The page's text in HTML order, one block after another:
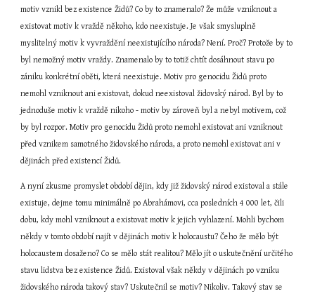
motiv vznikl bez existence Židů? Co by to znamenalo? Že může vzniknout a
existovat motiv k vraždě někoho, kdo neexistuje. Je však smysluplně
myslitelný motiv k vyvraždění neexistujícího národa? Není. Proč? Protože by to
byl nemožný motiv vraždy. Znamenalo by to totiž chtít dosáhnout stavu po
zániku konkrétní oběti, která neexistuje. Motiv pro genocidu Židů proto
nemohl vzniknout ani existovat, dokud neexistoval židovský národ. Byl by to
jednoduše motiv k vraždě nikoho - motiv by zároveň byl a nebyl motivem, což
by byl rozpor. Motiv pro genocidu Židů proto nemohl existovat ani vzniknout
před vznikem samotného židovského národa, a proto nemohl existovat ani v
dějinách před existencí Židů.
A nyní zkusme promyslet období dějin, kdy již židovský národ existoval a stále
existuje, dejme tomu minimálně po Abrahámovi, cca posledních 4 000 let, čili
dobu, kdy mohl vzniknout a existovat motiv k jejich vyhlazení. Mohli bychom
někdy v tomto období najít v dějinách motiv k holocaustu? Čeho že mělo být
holocaustem dosaženo? Co se mělo stát realitou? Mělo jít o uskutečnění určitého
stavu lidstva bez existence Židů. Existoval však někdy v dějinách po vzniku
židovského národa takový stav? Uskutečnil se motiv? Nikoliv. Takový stav se